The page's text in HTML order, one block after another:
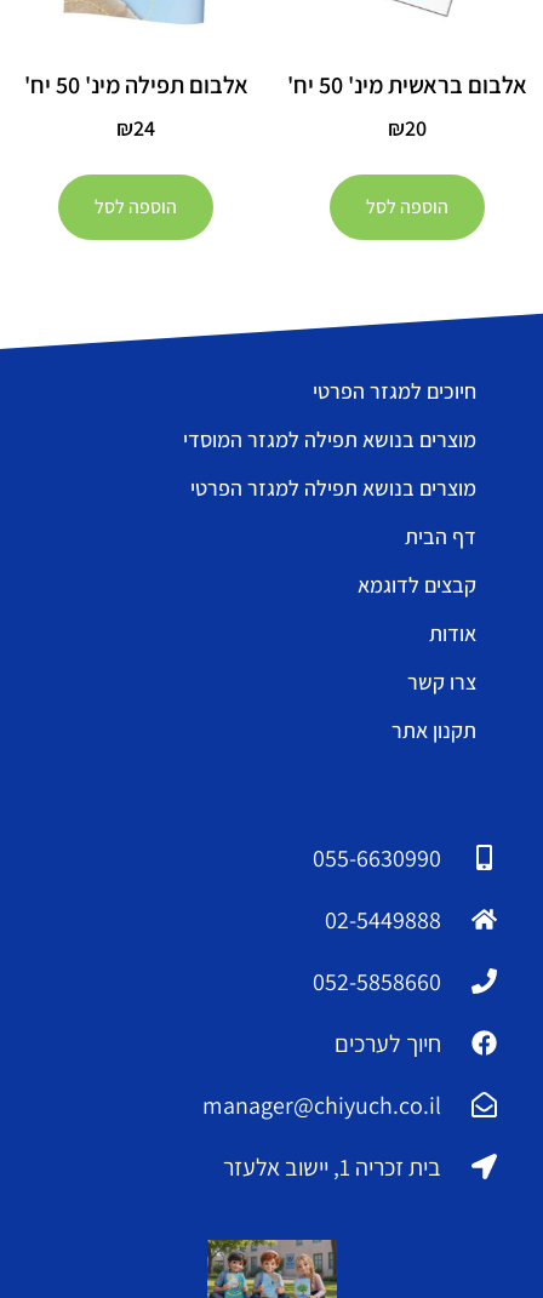
אלבום בראשית מינ' 50 יח'
₪20
הוספה לסל
אלבום תפילה מינ' 50 יח'
₪24
הוספה לסל
חיוכים למגזר הפרטי
מוצרים בנושא תפילה למגזר המוסדי
מוצרים בנושא תפילה למגזר הפרטי
דף הבית
קבצים לדוגמא
אודות
צרו קשר
תקנון אתר
055-6630990
02-5449888
052-5858660
חיוך לערכים
manager@chiyuch.co.il
בית זכריה 1, יישוב אלעזר